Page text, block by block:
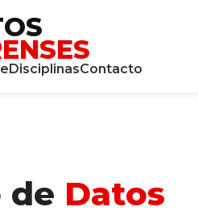
DisciplinasContacto
de Datos